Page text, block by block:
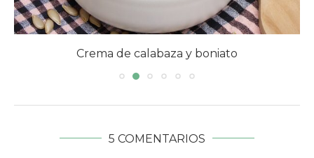
Sopa de Galets rellenos
5 COMENTARIOS